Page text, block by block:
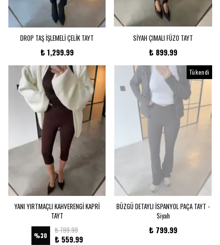
DROP TAŞ İŞLEMELİ ÇELİK TAYT
₺ 1,299.99
SİYAH ÇIMALI FÜZO TAYT
₺ 899.99
YANI YIRTMAÇLI KAHVERENGİ KAPRİ
TAYT
%30
₺ 799.99
₺ 559.99
Tükendi
BÜZGÜ DETAYLI İSPANYOL PAÇA TAYT -
Siyah
₺ 799.99